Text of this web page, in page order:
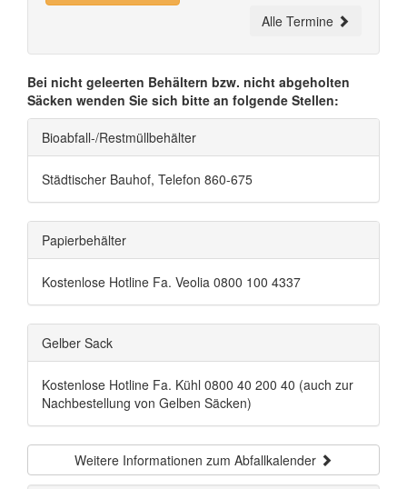
Alle Termine
Bei nicht geleerten Behältern bzw. nicht abgeholten
Säcken wenden Sie sich bitte an folgende Stellen:
Bioabfall-/Restmüllbehälter
Städtischer Bauhof, Telefon 860-675
Papierbehälter
Kostenlose Hotline Fa. Veolia 0800 100 4337
Gelber Sack
Kostenlose Hotline Fa. Kühl 0800 40 200 40 (auch zur
Nachbestellung von Gelben Säcken)
Weitere Informationen zum Abfallkalender